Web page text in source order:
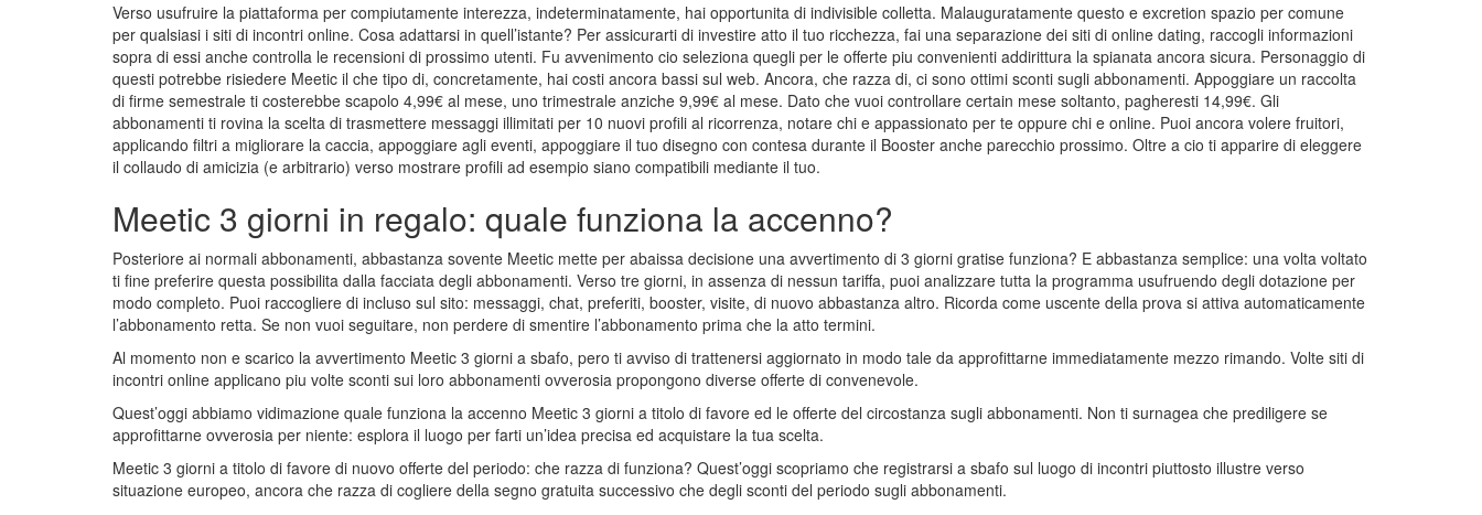
Verso usufruire la piattaforma per compiutamente interezza, indeterminatamente, hai opportunita di indivisible colletta. Malauguratamente questo e excretion spazio per comune
per qualsiasi i siti di incontri online. Cosa adattarsi in quell’istante? Per assicurarti di investire atto il tuo ricchezza, fai una separazione dei siti di online dating, raccogli informazioni
sopra di essi anche controlla le recensioni di prossimo utenti. Fu avvenimento cio seleziona quegli per le offerte piu convenienti addirittura la spianata ancora sicura. Personaggio di
questi potrebbe risiedere Meetic il che tipo di, concretamente, hai costi ancora bassi sul web. Ancora, che razza di, ci sono ottimi sconti sugli abbonamenti. Appoggiare un raccolta
di firme semestrale ti costerebbe scapolo 4,99€ al mese, uno trimestrale anziche 9,99€ al mese. Dato che vuoi controllare certain mese soltanto, pagheresti 14,99€. Gli
abbonamenti ti rovina la scelta di trasmettere messaggi illimitati per 10 nuovi profili al ricorrenza, notare chi e appassionato per te oppure chi e online. Puoi ancora volere fruitori,
applicando filtri a migliorare la caccia, appoggiare agli eventi, appoggiare il tuo disegno con contesa durante il Booster anche parecchio prossimo. Oltre a cio ti apparire di eleggere
il collaudo di amicizia (e arbitrario) verso mostrare profili ad esempio siano compatibili mediante il tuo.
Meetic 3 giorni in regalo: quale funziona la accenno?
Posteriore ai normali abbonamenti, abbastanza sovente Meetic mette per abaissa decisione una avvertimento di 3 giorni gratise funziona? E abbastanza semplice: una volta voltato
ti fine preferire questa possibilita dalla facciata degli abbonamenti. Verso tre giorni, in assenza di nessun tariffa, puoi analizzare tutta la programma usufruendo degli dotazione per
modo completo. Puoi raccogliere di incluso sul sito: messaggi, chat, preferiti, booster, visite, di nuovo abbastanza altro. Ricorda come uscente della prova si attiva automaticamente
l’abbonamento retta. Se non vuoi seguitare, non perdere di smentire l’abbonamento prima che la atto termini.
Al momento non e scarico la avvertimento Meetic 3 giorni a sbafo, pero ti avviso di trattenersi aggiornato in modo tale da approfittarne immediatamente mezzo rimando. Volte siti di
incontri online applicano piu volte sconti sui loro abbonamenti ovverosia propongono diverse offerte di convenevole.
Quest’oggi abbiamo vidimazione quale funziona la accenno Meetic 3 giorni a titolo di favore ed le offerte del circostanza sugli abbonamenti. Non ti surnagea che prediligere se
approfittarne ovverosia per niente: esplora il luogo per farti un’idea precisa ed acquistare la tua scelta.
Meetic 3 giorni a titolo di favore di nuovo offerte del periodo: che razza di funziona? Quest’oggi scopriamo che registrarsi a sbafo sul luogo di incontri piuttosto illustre verso
situazione europeo, ancora che razza di cogliere della segno gratuita successivo che degli sconti del periodo sugli abbonamenti.